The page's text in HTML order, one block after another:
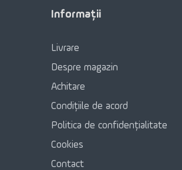
Informaţii
Livrare
Despre magazin
Achitare
Condițiile de acord
Politica de confidențialitate
Cookies
Contact